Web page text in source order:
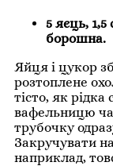
5 яєць,
борошна.
Яйця і цукор
розтоплене
тісто, як рідка
вафельницю
трубочку
Закручувати
наприклад,